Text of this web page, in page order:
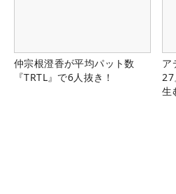
仲宗根澄香が平均パット数
『TRTL』で6人抜き！
ア
27
生